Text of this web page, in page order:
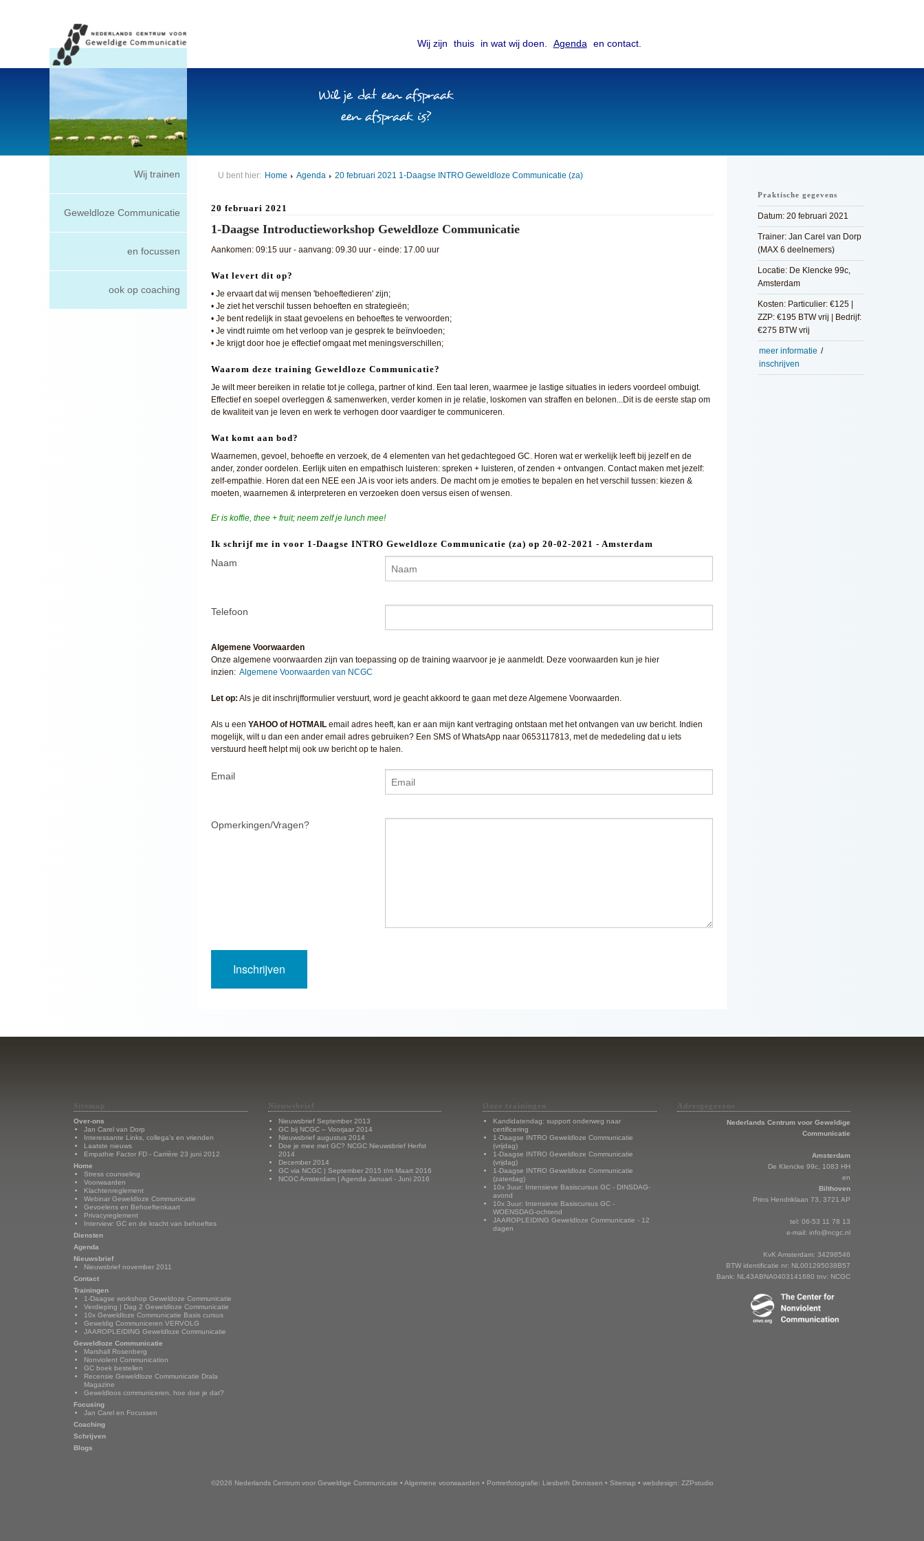
Wij zijn thuis in wat wij doen. Agenda en contact.
Wil je dat een afspraak
een afspraak is?
Wij trainen
Geweldloze Communicatie
en focussen
ook op coaching
U bent hier: Home Agenda 20 februari 2021 1-Daagse INTRO Geweldloze Communicatie (za)
20 februari 2021
1-Daagse Introductieworkshop Geweldloze Communicatie
Aankomen: 09:15 uur - aanvang: 09.30 uur - einde: 17.00 uur
Wat levert dit op?
• Je ervaart dat wij mensen 'behoeftedieren' zijn;
• Je ziet het verschil tussen behoeften en strategieën;
• Je bent redelijk in staat gevoelens en behoeftes te verwoorden;
• Je vindt ruimte om het verloop van je gesprek te beïnvloeden;
• Je krijgt door hoe je effectief omgaat met meningsverschillen;
Waarom deze training Geweldloze Communicatie?
Je wilt meer bereiken in relatie tot je collega, partner of kind. Een taal leren, waarmee je lastige situaties in ieders voordeel ombuigt.
Effectief en soepel overleggen & samenwerken, verder komen in je relatie, loskomen van straffen en belonen...Dit is de eerste stap om
de kwaliteit van je leven en werk te verhogen door vaardiger te communiceren.
Wat komt aan bod?
Waarnemen, gevoel, behoefte en verzoek, de 4 elementen van het gedachtegoed GC. Horen wat er werkelijk leeft bij jezelf en de
ander, zonder oordelen. Eerlijk uiten en empathisch luisteren: spreken + luisteren, of zenden + ontvangen. Contact maken met jezelf:
zelf-empathie. Horen dat een NEE een JA is voor iets anders. De macht om je emoties te bepalen en het verschil tussen: kiezen &
moeten, waarnemen & interpreteren en verzoeken doen versus eisen of wensen.
Er is koffie, thee + fruit; neem zelf je lunch mee!
Ik schrijf me in voor 1-Daagse INTRO Geweldloze Communicatie (za) op 20-02-2021 - Amsterdam
Naam
Telefoon
Algemene Voorwaarden
Onze algemene voorwaarden zijn van toepassing op de training waarvoor je je aanmeldt. Deze voorwaarden kun je hier
inzien: Algemene Voorwaarden van NCGC
Let op: Als je dit inschrijfformulier verstuurt, word je geacht akkoord te gaan met deze Algemene Voorwaarden.
Als u een YAHOO of HOTMAIL email adres heeft, kan er aan mijn kant vertraging ontstaan met het ontvangen van uw bericht. Indien
mogelijk, wilt u dan een ander email adres gebruiken? Een SMS of WhatsApp naar 0653117813, met de mededeling dat u iets
verstuurd heeft helpt mij ook uw bericht op te halen.
Email
Opmerkingen/Vragen?
Praktische gegevens
Datum: 20 februari 2021
Trainer: Jan Carel van Dorp
(MAX 6 deelnemers)
Locatie: De Klencke 99c,
Amsterdam
Kosten: Particulier: €125 |
ZZP: €195 BTW vrij | Bedrijf:
€275 BTW vrij
meer informatie /
inschrijven
Sitemap
Over-ons
Jan Carel van Dorp
Interessante Links, collega's en vrienden
Laatste nieuws
Empathie Factor FD - Carrière 23 juni 2012
Home
Stress counseling
Voorwaarden
Klachtenreglement
Webinar Geweldloze Communicatie
Gevoelens en Behoeftenkaart
Privacyreglement
Interview: GC en de kracht van behoeftes
Diensten
Agenda
Nieuwsbrief
Nieuwsbrief november 2011
Contact
Trainingen
1-Daagse workshop Geweldoze Communicatie
Verdieping | Dag 2 Geweldloze Communicatie
10x Geweldloze Communicatie Basis cursus
Geweldig Communiceren VERVOLG
JAAROPLEIDING Geweldloze Communicatie
Geweldloze Communicatie
Marshall Rosenberg
Nonviolent Communication
GC boek bestellen
Recensie Geweldloze Communicatie Drala
Magazine
Geweldloos communiceren, hoe doe je dat?
Focusing
Jan Carel en Focussen
Coaching
Schrijven
Blogs
Nieuwsbrief
Nieuwsbrief September 2013
GC bij NCGC – Voorjaar 2014
Nieuwsbrief augustus 2014
Doe je mee met GC? NCGC Nieuwsbrief Herfst
2014
December 2014
GC via NCGC | September 2015 t/m Maart 2016
NCGC Amsterdam | Agenda Januari - Juni 2016
Onze trainingen
Kandidatendag: support onderweg naar
certificering
1-Daagse INTRO Geweldloze Communicatie
(vrijdag)
1-Daagse INTRO Geweldloze Communicatie
(vrijdag)
1-Daagse INTRO Geweldloze Communicatie
(zaterdag)
10x 3uur: Intensieve Basiscursus GC - DINSDAG-
avond
10x 3uur: Intensieve Basiscursus GC -
WOENSDAG-ochtend
JAAROPLEIDING Geweldloze Communicatie - 12
dagen
Adresgegevens
Nederlands Centrum voor Geweldige
Communicatie
Amsterdam
De Klencke 99c, 1083 HH
en
Bilthoven
Prins Hendriklaan 73, 3721 AP
tel: 06-53 11 78 13
e-mail: info@ncgc.nl
KvK Amsterdam: 34298546
BTW identificatie nr: NL001295038B57
Bank: NL43ABNA0403141680 tnv: NCGC
©2026 Nederlands Centrum voor Geweldige Communicatie • Algemene voorwaarden • Portretfotografie: Liesbeth Dinnissen • Sitemap • webdesign: ZZPstudio